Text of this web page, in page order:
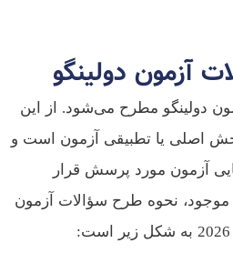
آزمون دولینگو
دولینگو مطرح می‌شود. از این
بخش اصلی یا تطبیقی آزمون است و
آزمون مورد پرسش قرار
نحوه طرح سؤالات آزمون